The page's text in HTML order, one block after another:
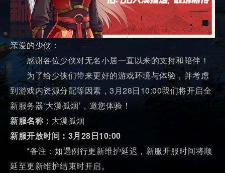
亲爱的少侠：
感谢各位少侠对无名小居一直以来的支持和陪伴！
为了给少侠们带来更好的游戏环境与体验，并考虑
到游戏内资源分配等因素，3月28日10:00我们将开启全
新服务器‘大漠孤烟’，邀您体验！
新服名称： 大漠孤烟
新服开放时间：3月28日10:00
*备注：如遇例行更新维护延迟，新服开服时间将顺
延至更新维护结束时开启。